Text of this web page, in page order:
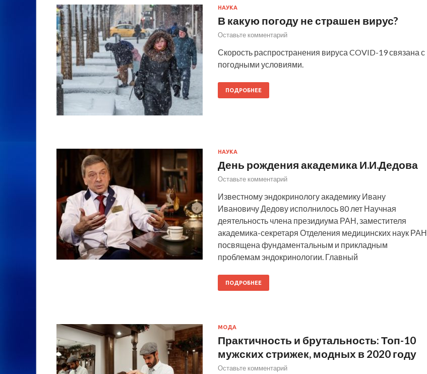
НАУКА
В какую погоду не страшен вирус?
Оставьте комментарий
Скорость распространения вируса COVID-19 связана с
погодными условиями.
ПОДРОБНЕЕ
НАУКА
День рождения академика И.И.Дедова
Оставьте комментарий
Известному эндокринологу академику Ивану
Ивановичу Дедову исполнилось 80 лет Научная
деятельность члена президиума РАН, заместителя
академика-секретаря Отделения медицинских наук РАН
посвящена фундаментальным и прикладным
проблемам эндокринологии. Главный
ПОДРОБНЕЕ
МОДА
Практичность и брутальность: Топ-10
мужских стрижек, модных в 2020 году
Оставьте комментарий